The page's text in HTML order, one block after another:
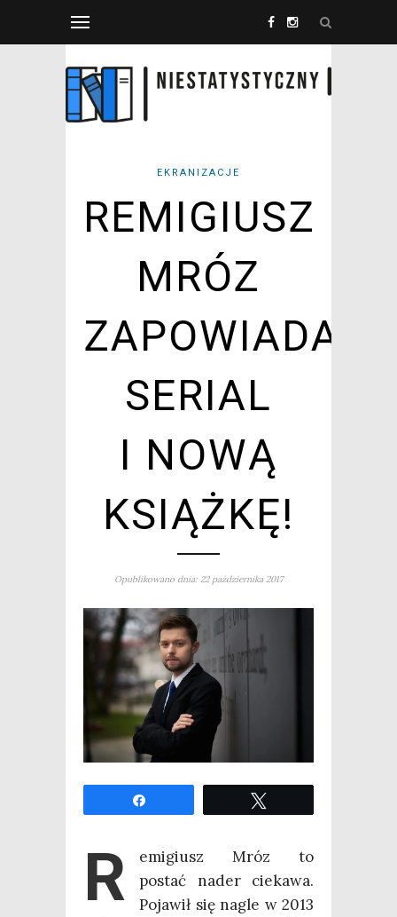
EKRANIZACJE
REMIGIUSZ
MRÓZ
ZAPOWIADA
SERIAL
I NOWĄ
KSIĄŻKĘ!
Opublikowano dnia: 22 października 2017
R
emi­giusz Mróz to
postać nader cie­ka­wa.
Poja­wił się nagle w 2013